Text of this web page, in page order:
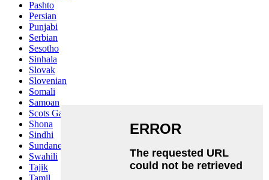
Pashto
Persian
Punjabi
Serbian
Sesotho
Sinhala
Slovak
Slovenian
Somali
Samoan
Scots Gaelic
Shona
Sindhi
Sundanese
Swahili
Tajik